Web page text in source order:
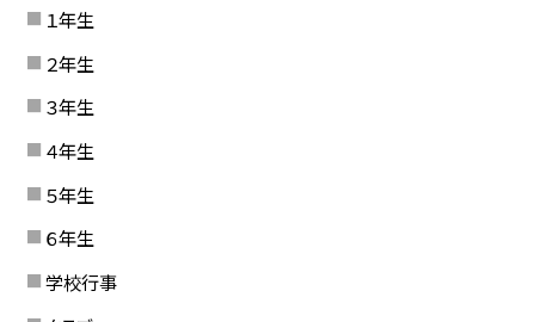
１年生
２年生
３年生
４年生
５年生
６年生
学校行事